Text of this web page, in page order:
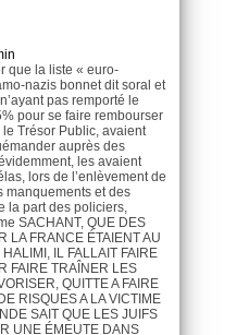
que la liste « euro-
nazis bonnet dit soral et
pas remporté le
pour se faire rembourser
Trésor Public, avaient
auprès des
les avaient
lors de l’enlèvement de
manquements et des
la part des policiers,
SACHANT, QUE DES
LA FRANCE ÉTAIENT AU
IL FALLAIT FAIRE
FAIRE TRAÎNER LES
QUITTE A FAIRE
RISQUES A LA VICTIME
SAIT QUE LES JUIFS
UNE ÉMEUTE DANS